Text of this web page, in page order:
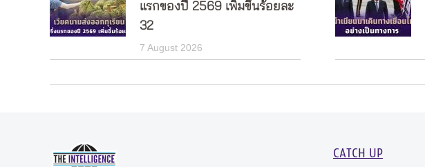
แรกของปี 2569 เพิ่มขึ้นร้อยละ
32
7 August 2026
CATCH UP